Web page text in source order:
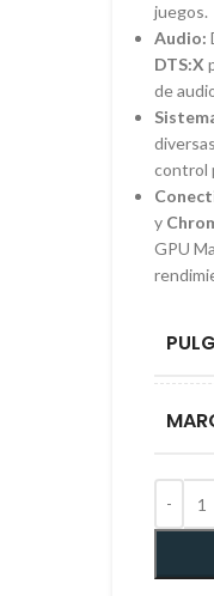
juegos.
Audio:
DTS:X
de
control
y
GPU